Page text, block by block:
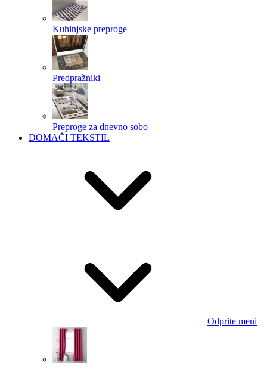
Kuhinjske preproge
Predpražniki
Preproge za dnevno sobo
DOMAČI TEKSTIL
Odprite meni